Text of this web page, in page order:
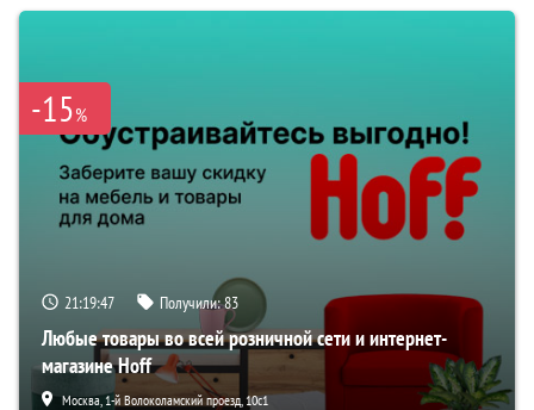
-15%
21:19:46 Получили:83
Любые товары во всей розничной сети и интернет-
магазине Hoff
Москва, 1-й Волоколамский проезд, 10с1